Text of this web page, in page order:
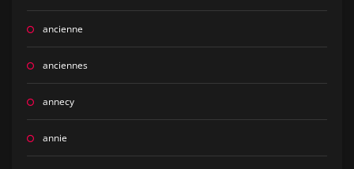
ancienne
anciennes
annecy
annie